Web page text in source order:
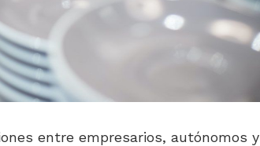
entre empresarios, autónomos y